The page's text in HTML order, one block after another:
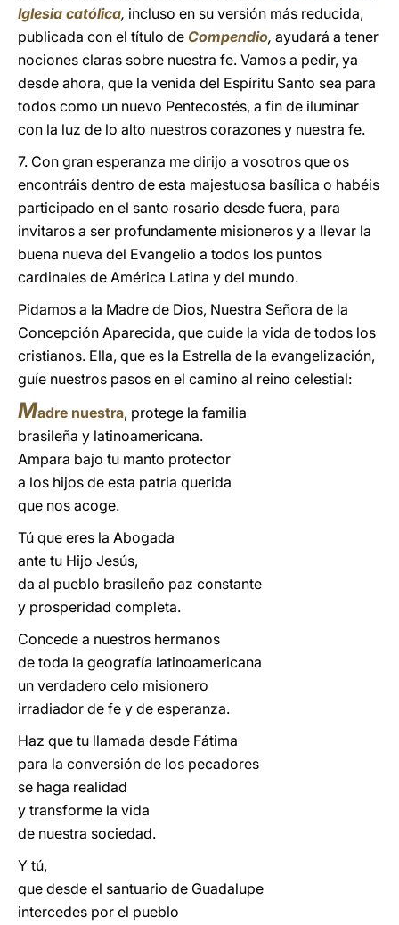
Iglesia católica, incluso en su versión más reducida,
publicada con el título de Compendio, ayudará a tener
nociones claras sobre nuestra fe. Vamos a pedir, ya
desde ahora, que la venida del Espíritu Santo sea para
todos como un nuevo Pentecostés, a fin de iluminar
con la luz de lo alto nuestros corazones y nuestra fe.
7. Con gran esperanza me dirijo a vosotros que os
encontráis dentro de esta majestuosa basílica o habéis
participado en el santo rosario desde fuera, para
invitaros a ser profundamente misioneros y a llevar la
buena nueva del Evangelio a todos los puntos
cardinales de América Latina y del mundo.
Pidamos a la Madre de Dios, Nuestra Señora de la
Concepción Aparecida, que cuide la vida de todos los
cristianos. Ella, que es la Estrella de la evangelización,
guíe nuestros pasos en el camino al reino celestial:
Madre nuestra, protege la familia
brasileña y latinoamericana.
Ampara bajo tu manto protector
a los hijos de esta patria querida
que nos acoge.
Tú que eres la Abogada
ante tu Hijo Jesús,
da al pueblo brasileño paz constante
y prosperidad completa.
Concede a nuestros hermanos
de toda la geografía latinoamericana
un verdadero celo misionero
irradiador de fe y de esperanza.
Haz que tu llamada desde Fátima
para la conversión de los pecadores
se haga realidad
y transforme la vida
de nuestra sociedad.
Y tú,
que desde el santuario de Guadalupe
intercedes por el pueblo